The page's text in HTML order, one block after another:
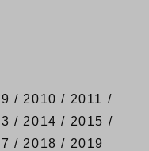
/ 2010 / 2011 /
/ 2014 / 2015 /
/ 2018 / 2019